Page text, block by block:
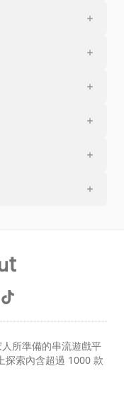
所準備的串流遊戲平
探索內含超過 1000 款